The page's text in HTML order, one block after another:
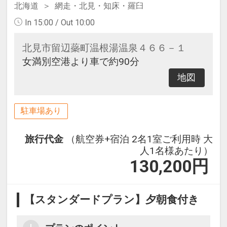
北海道
網走・北見・知床・羅臼
In 15:00 / Out 10:00
北見市留辺蘂町温根湯温泉４６６－１
女満別空港より車で約90分
地図
駐車場あり
旅行代金
（航空券+宿泊 2名1室ご利用時 大
人1名様あたり）
130,200 円
【スタンダードプラン】夕朝食付き